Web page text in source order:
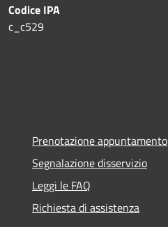
Codice IPA
c_c529
Prenotazione appuntamento
Segnalazione disservizio
Leggi le FAQ
Richiesta di assistenza